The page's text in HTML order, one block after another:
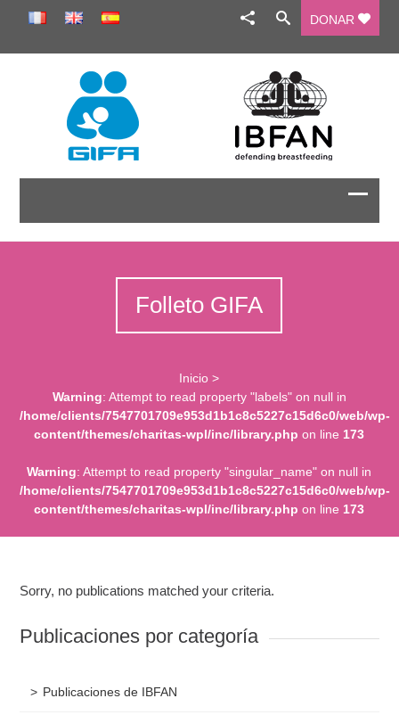
DONAR
Folleto GIFA
Inicio >
Warning: Attempt to read property "labels" on null in
/home/clients/7547701709e953d1b1c8c5227c15d6c0/web/wp-
content/themes/charitas-wpl/inc/library.php on line 173
Warning: Attempt to read property "singular_name" on null in
/home/clients/7547701709e953d1b1c8c5227c15d6c0/web/wp-
content/themes/charitas-wpl/inc/library.php on line 173
Sorry, no publications matched your criteria.
Publicaciones por categoría
Publicaciones de IBFAN